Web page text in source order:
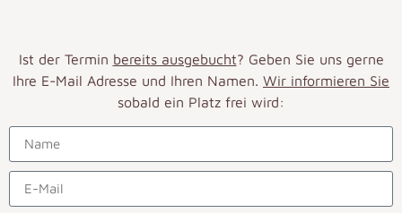
Ist der Termin bereits ausgebucht? Geben Sie uns gerne
Ihre E-Mail Adresse und Ihren Namen. Wir informieren Sie
sobald ein Platz frei wird: